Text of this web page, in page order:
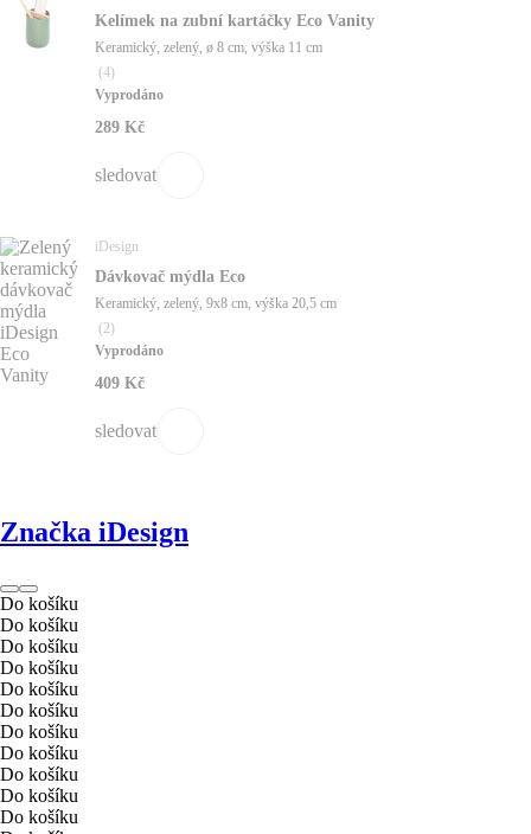
Kelímek na zubní kartáčky Eco Vanity
Keramický, zelený, ø 8 cm, výška 11 cm
(4)
Vyprodáno
289 Kč
sledovat
iDesign
Dávkovač mýdla Eco
Keramický, zelený, 9x8 cm, výška 20,5 cm
(2)
Vyprodáno
409 Kč
sledovat
Značka iDesign
Do košíku
Do košíku
Do košíku
Do košíku
Do košíku
Do košíku
Do košíku
Do košíku
Do košíku
Do košíku
Do košíku